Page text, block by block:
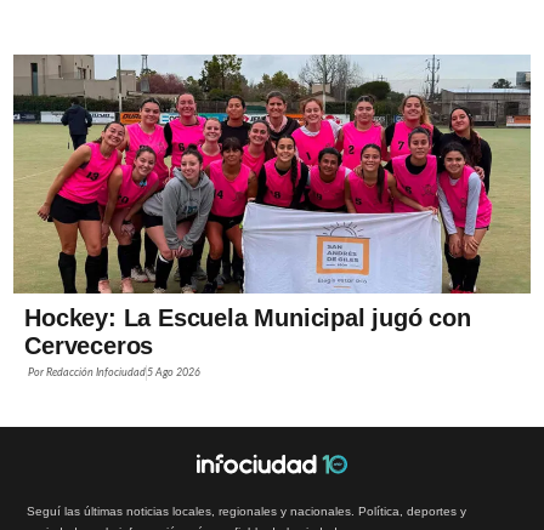
Hockey: La Escuela Municipal jugó con
Cerveceros
PorRedacción Infociudad5 Ago 2026
Seguí las últimas noticias locales, regionales y nacionales. Política, deportes y